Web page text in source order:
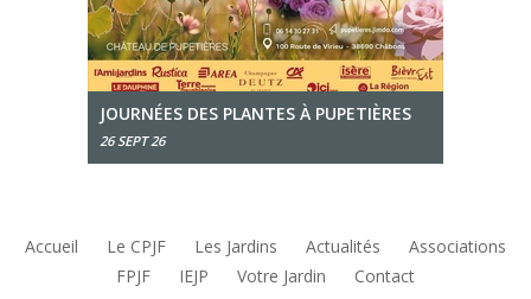
JOURNÉES DES PLANTES À PUPETIÈRES
26 SEPT 26
Accueil Le CPJF Les Jardins Actualités
Associations
FPJF
IEJP Votre Jardin Contact